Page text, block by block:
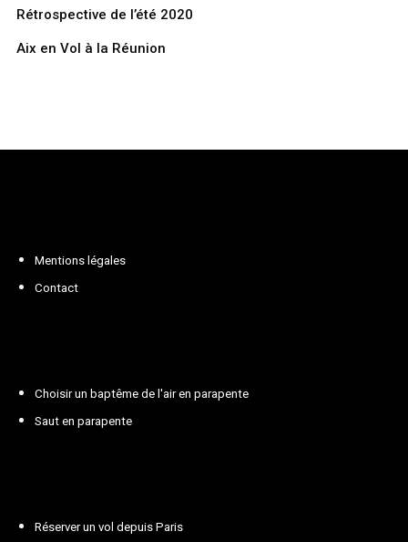
Rétrospective de l’été 2020
Aix en Vol à la Réunion
Mentions légales
Contact
Choisir un baptême de l'air en parapente
Saut en parapente
Réserver un vol depuis Paris